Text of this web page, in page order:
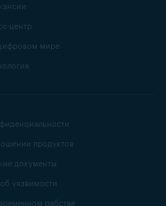
центр
мире
продуктов
документы
уязвимости
рабстве